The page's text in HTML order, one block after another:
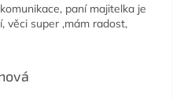
paní majitelka je
věci super ,mám radost,
je 5 z 5 hvězdiček.